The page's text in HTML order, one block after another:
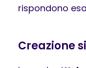
rispondono
Creazione